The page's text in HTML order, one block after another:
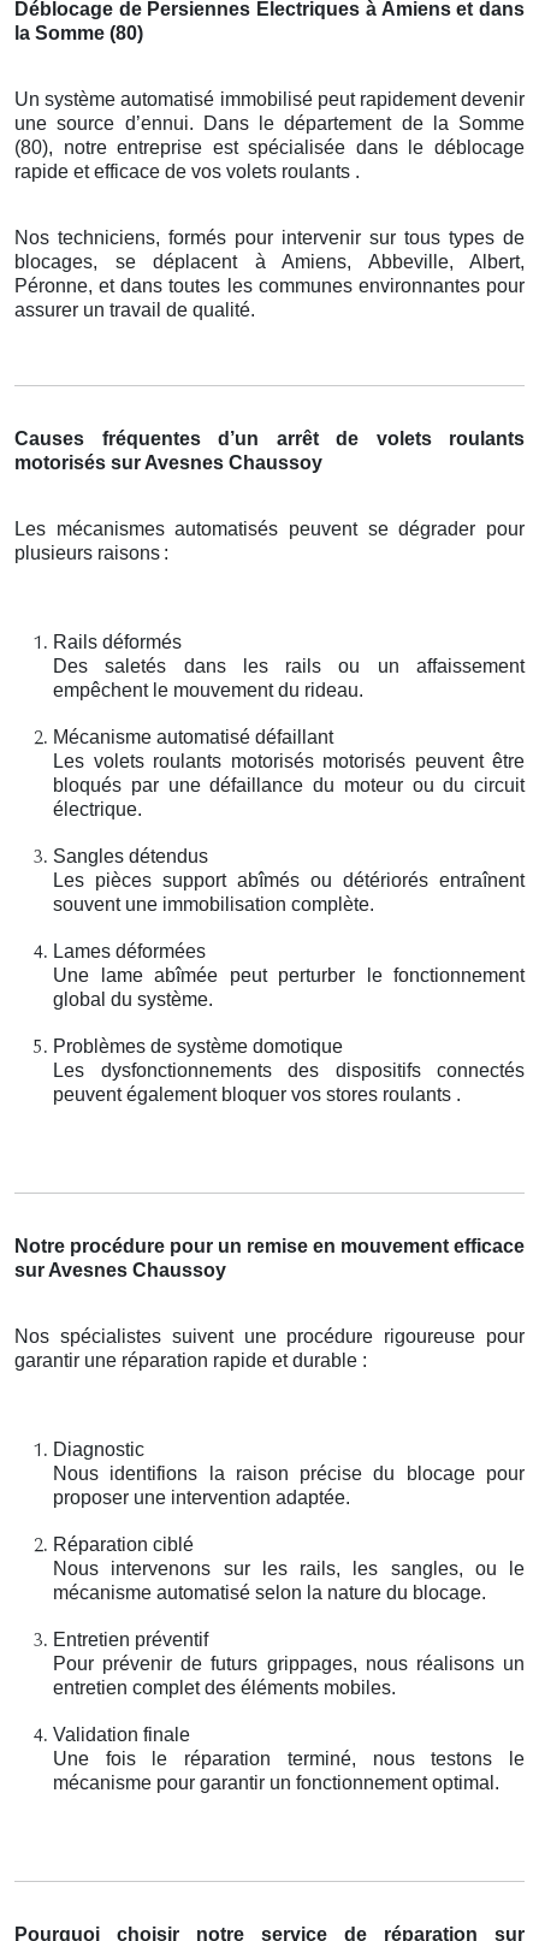
Déblocage de Persiennes Électriques à Amiens et dans
la Somme (80)
Un système automatisé immobilisé peut rapidement devenir
une source d’ennui. Dans le département de la Somme
(80), notre entreprise est spécialisée dans le déblocage
rapide et efficace de vos volets roulants .
Nos techniciens, formés pour intervenir sur tous types de
blocages, se déplacent à Amiens, Abbeville, Albert,
Péronne, et dans toutes les communes environnantes pour
assurer un travail de qualité.
Causes fréquentes d’un arrêt de volets roulants
motorisés sur Avesnes Chaussoy
Les mécanismes automatisés peuvent se dégrader pour
plusieurs raisons :
Rails déformés
Des saletés dans les rails ou un affaissement
empêchent le mouvement du rideau.
Mécanisme automatisé défaillant
Les volets roulants motorisés motorisés peuvent être
bloqués par une défaillance du moteur ou du circuit
électrique.
Sangles détendus
Les pièces support abîmés ou détériorés entraînent
souvent une immobilisation complète.
Lames déformées
Une lame abîmée peut perturber le fonctionnement
global du système.
Problèmes de système domotique
Les dysfonctionnements des dispositifs connectés
peuvent également bloquer vos stores roulants .
Notre procédure pour un remise en mouvement efficace
sur Avesnes Chaussoy
Nos spécialistes suivent une procédure rigoureuse pour
garantir une réparation rapide et durable :
Diagnostic
Nous identifions la raison précise du blocage pour
proposer une intervention adaptée.
Réparation ciblé
Nous intervenons sur les rails, les sangles, ou le
mécanisme automatisé selon la nature du blocage.
Entretien préventif
Pour prévenir de futurs grippages, nous réalisons un
entretien complet des éléments mobiles.
Validation finale
Une fois le réparation terminé, nous testons le
mécanisme pour garantir un fonctionnement optimal.
Pourquoi choisir notre service de réparation sur